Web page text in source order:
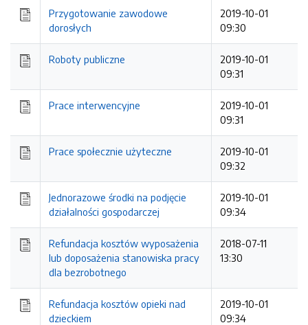
Przygotowanie zawodowe
dorosłych
2019-10-01
09:30
Roboty publiczne
2019-10-01
09:31
Prace interwencyjne
2019-10-01
09:31
Prace społecznie użyteczne
2019-10-01
09:32
Jednorazowe środki na podjęcie
działalności gospodarczej
2019-10-01
09:34
Refundacja kosztów wyposażenia
lub doposażenia stanowiska pracy
dla bezrobotnego
2018-07-11
13:30
Refundacja kosztów opieki nad
dzieckiem
2019-10-01
09:34